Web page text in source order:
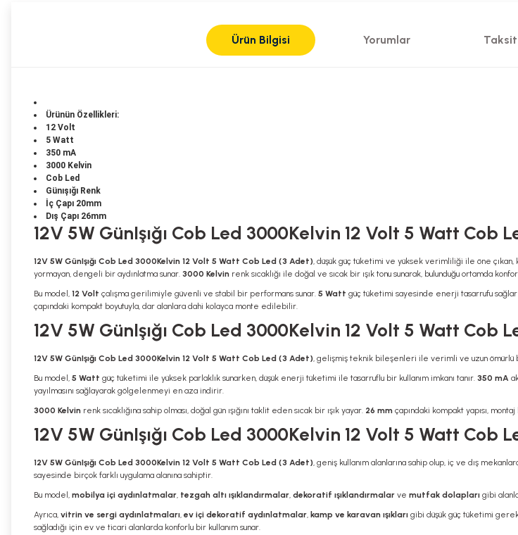
Ürün Bilgisi Yorumlar
Ürünün Özellikleri:
12 Volt
5 Watt
350 mA
3000 Kelvin
Cob Led
Günışığı Renk
İç Çapı 20mm
Dış Çapı 26mm
12V 5W GünIşığı Cob Led 3000Kelvin 12 Volt 5 Watt Cob
12V 5W GünIşığı Cob Led 3000Kelvin 12 Volt 5 Watt Cob Led (3 Adet), düşük güç tüketimi ve yüksek verimliliği ile öne çıkan,
yormayan, dengeli bir aydınlatma sunar. 3000 Kelvin renk sıcaklığı ile doğal ve sıcak bir ışık tonu sunarak, bulunduğu ortamda
Bu model, 12 Volt çalışma gerilimiyle güvenli ve stabil bir performans sunar. 5 Watt güç tüketimi sayesinde enerji tasarrufu sağlar
çapındaki kompakt boyutuyla, dar alanlara dahi kolayca monte edilebilir.
12V 5W GünIşığı Cob Led 3000Kelvin 12 Volt 5 Watt
12V 5W GünIşığı Cob Led 3000Kelvin 12 Volt 5 Watt Cob Led (3 Adet), gelişmiş teknik bileşenleri ile verimli ve uzun ömürlü
Bu model, 5 Watt güç tüketimi ile yüksek parlaklık sunarken, düşük enerji tüketimi ile tasarruflu bir kullanım imkanı tanır. 350 mA
yayılmasını sağlayarak gölgelenmeyi en aza indirir.
3000 Kelvin renk sıcaklığına sahip olması, doğal gün ışığını taklit eden sıcak bir ışık yayar. 26 mm çapındaki kompakt yapısı,
12V 5W GünIşığı Cob Led 3000Kelvin 12 Volt 5 Watt
12V 5W GünIşığı Cob Led 3000Kelvin 12 Volt 5 Watt Cob Led (3 Adet), geniş kullanım alanlarına sahip olup, iç ve dış
sayesinde birçok farklı uygulama alanına sahiptir.
Bu model, mobilya içi aydınlatmalar, tezgah altı ışıklandırmalar, dekoratif ışıklandırmalar ve mutfak dolapları gibi
Ayrıca, vitrin ve sergi aydınlatmaları, ev içi dekoratif aydınlatmalar, kamp ve karavan ışıkları gibi düşük güç tüketimi
sağladığı için ev ve ticari alanlarda konforlu bir kullanım sunar.